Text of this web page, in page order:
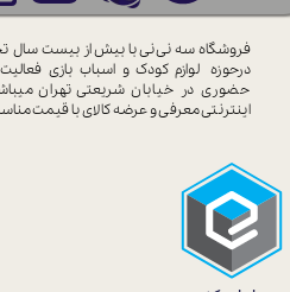
فروشگاه سه نی نی با بیش از بیست سال
درحوزه لوازم کودک و اسباب بازی
حضوری در خیابان شریعتی تهران
اینترنتی معرفی و عرضه کالای باقیمت